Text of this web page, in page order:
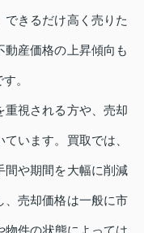
きるだけ高く売りた
産価格の上昇傾向も
。
重視される方や、売却
います。買取では、
間や期間を大幅に削減
、売却価格は一般に市
物件の状態によっては